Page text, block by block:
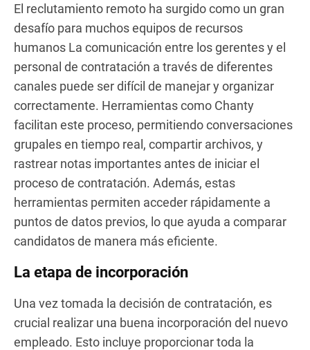
El reclutamiento remoto ha surgido como un gran
desafío para muchos equipos de recursos
humanos La comunicación entre los gerentes y el
personal de contratación a través de diferentes
canales puede ser difícil de manejar y organizar
correctamente. Herramientas como Chanty
facilitan este proceso, permitiendo conversaciones
grupales en tiempo real, compartir archivos, y
rastrear notas importantes antes de iniciar el
proceso de contratación. Además, estas
herramientas permiten acceder rápidamente a
puntos de datos previos, lo que ayuda a comparar
candidatos de manera más eficiente.
La etapa de incorporación
Una vez tomada la decisión de contratación, es
crucial realizar una buena incorporación del nuevo
empleado. Esto incluye proporcionar toda la